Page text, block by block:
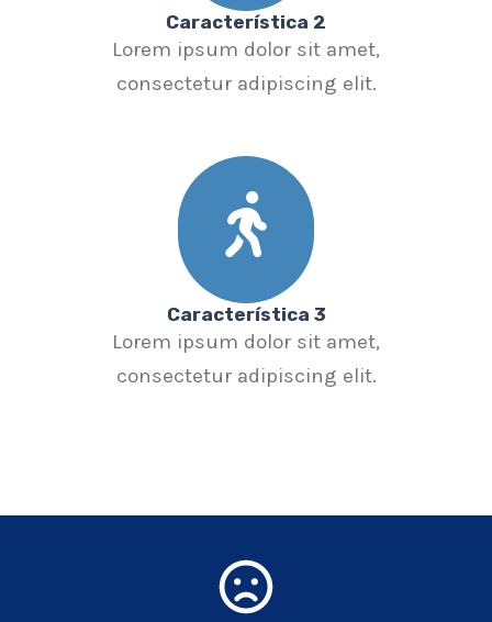
Característica 2
Lorem ipsum dolor sit amet,
consectetur adipiscing elit.
Característica 3
Lorem ipsum dolor sit amet,
consectetur adipiscing elit.